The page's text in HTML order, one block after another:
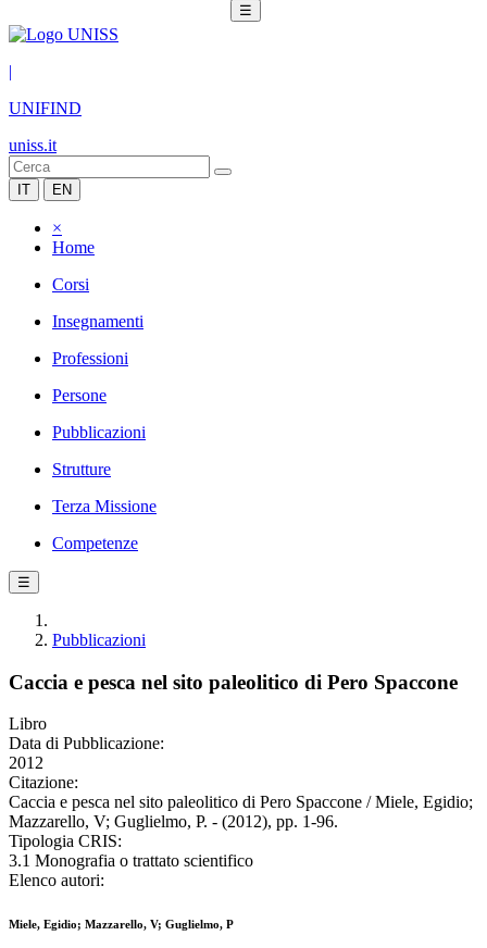
☰
|
UNIFIND
uniss.it
IT EN
×
Home
Corsi
Insegnamenti
Professioni
Persone
Pubblicazioni
Strutture
Terza Missione
Competenze
☰
Pubblicazioni
Caccia e pesca nel sito paleolitico di Pero Spaccone
Libro
Data di Pubblicazione:
2012
Citazione:
Caccia e pesca nel sito paleolitico di Pero Spaccone / Miele, Egidio;
Mazzarello, V; Guglielmo, P. - (2012), pp. 1-96.
Tipologia CRIS:
3.1 Monografia o trattato scientifico
Elenco autori:
Miele, Egidio; Mazzarello, V; Guglielmo, P